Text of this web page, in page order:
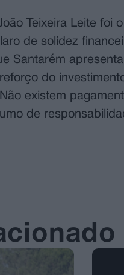
Teixeira Leite foi
de solidez
Santarém
do
existem
de